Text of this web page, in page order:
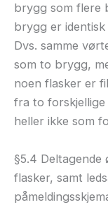
brygg som flere
brygg er
Dvs. samme
som to brygg,
noen flasker er
fra to
heller ikke som
§5.4 Deltagende
flasker, samt